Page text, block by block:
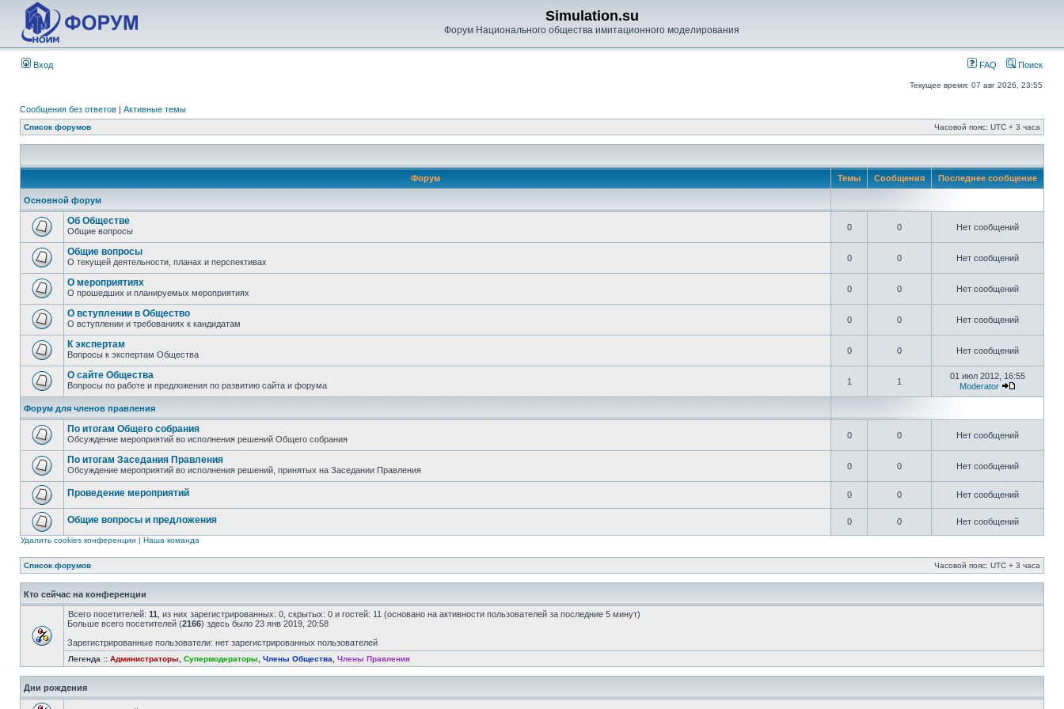
Simulation.su
Форум Национального общества имитационного моделирования
Вход FAQ Поиск
Текущее время: 07 авг 2026, 23:55
Сообщения без ответов | Активные темы
Список форумов Часовой пояс: UTC + 3 часа
Форум Темы Сообщения Последнее сообщение
Основной форум
Об Обществе
Общие вопросы 0 0 Нет сообщений
Общие вопросы
О текущей деятельности, планах и перспективах 0 0 Нет сообщений
О мероприятиях
О прошедших и планируемых мероприятиях 0 0 Нет сообщений
О вступлении в Общество
О вступлении и требованиях к кандидатам 0 0 Нет сообщений
К экспертам
Вопросы к экспертам Общества 0 0 Нет сообщений
О сайте Общества
Вопросы по работе и предложения по развитию сайта и форума 1 1
01 июл 2012, 16:55
Moderator
Форум для членов правления
По итогам Общего собрания
Обсуждение мероприятий во исполнения решений Общего собрания 0 0 Нет сообщений
По итогам Заседания Правления
Обсуждение мероприятий во исполнения решений, принятых на Заседании Правления 0 0 Нет сообщений
Проведение мероприятий 0 0 Нет сообщений
Общие вопросы и предложения 0 0 Нет сообщений
Удалить cookies конференции | Наша команда
Список форумов Часовой пояс: UTC + 3 часа
Кто сейчас на конференции
Всего посетителей: 11 , из них зарегистрированных: 0, скрытых: 0 и гостей: 11 (основано на активности пользователей за последние 5 минут)
Больше всего посетителей (2166) здесь было 23 янв 2019, 20:58
Зарегистрированные пользователи: нет зарегистрированных пользователей
Легенда :: Администраторы Супермодераторы Члены Общества Члены Правления
Дни рождения